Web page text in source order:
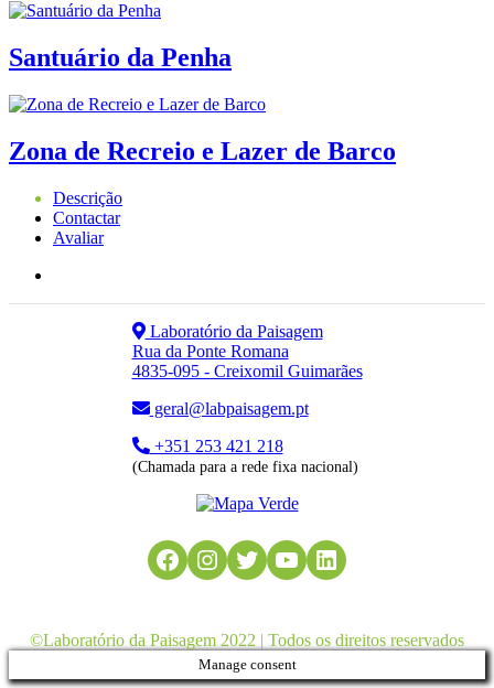
Santuário da Penha
Zona de Recreio e Lazer de Barco
Descrição
Contactar
Avaliar
Laboratório da Paisagem
Rua da Ponte Romana
4835-095 - Creixomil Guimarães
geral@labpaisagem.pt
+351 253 421 218
(Chamada para a rede fixa nacional)
Facebook
Instagram
TwitterYouTubeLinkedIn
©Laboratório da Paisagem 2022 | Todos os direitos reservados
Manage consent